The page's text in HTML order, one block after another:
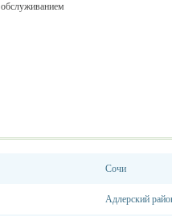
обслуживанием
Сочи
Адлерский